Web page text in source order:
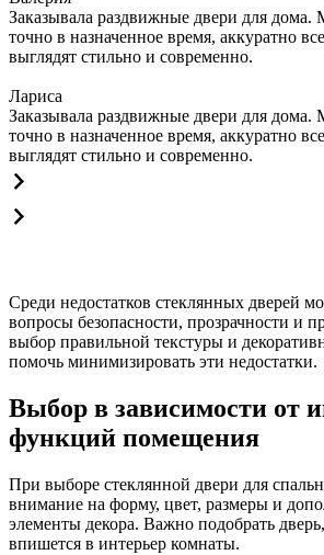
Заказывала раздвижные двери для дома.
точно в назначенное время, аккуратно
выглядят стильно и современно.
Лариса
Заказывала раздвижные двери для дома.
точно в назначенное время, аккуратно
выглядят стильно и современно.
Среди недостатков стеклянных дверей
вопросы безопасности, прозрачности и
выбор правильной текстуры и
помочь минимизировать эти недостатки.
Выбор в зависимости от
функций помещения
При выборе стеклянной двери для
внимание на форму, цвет, размеры и
элементы декора. Важно подобрать
впишется в интерьер комнаты.